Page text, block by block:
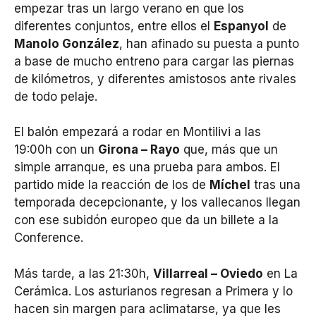
empezar tras un largo verano en que los
diferentes conjuntos, entre ellos el Espanyol de
Manolo González, han afinado su puesta a punto
a base de mucho entreno para cargar las piernas
de kilómetros, y diferentes amistosos ante rivales
de todo pelaje.
El balón empezará a rodar en Montilivi a las
19:00h con un Girona – Rayo que, más que un
simple arranque, es una prueba para ambos. El
partido mide la reacción de los de Míchel tras una
temporada decepcionante, y los vallecanos llegan
con ese subidón europeo que da un billete a la
Conference.
Más tarde, a las 21:30h, Villarreal – Oviedo en La
Cerámica. Los asturianos regresan a Primera y lo
hacen sin margen para aclimatarse, ya que les